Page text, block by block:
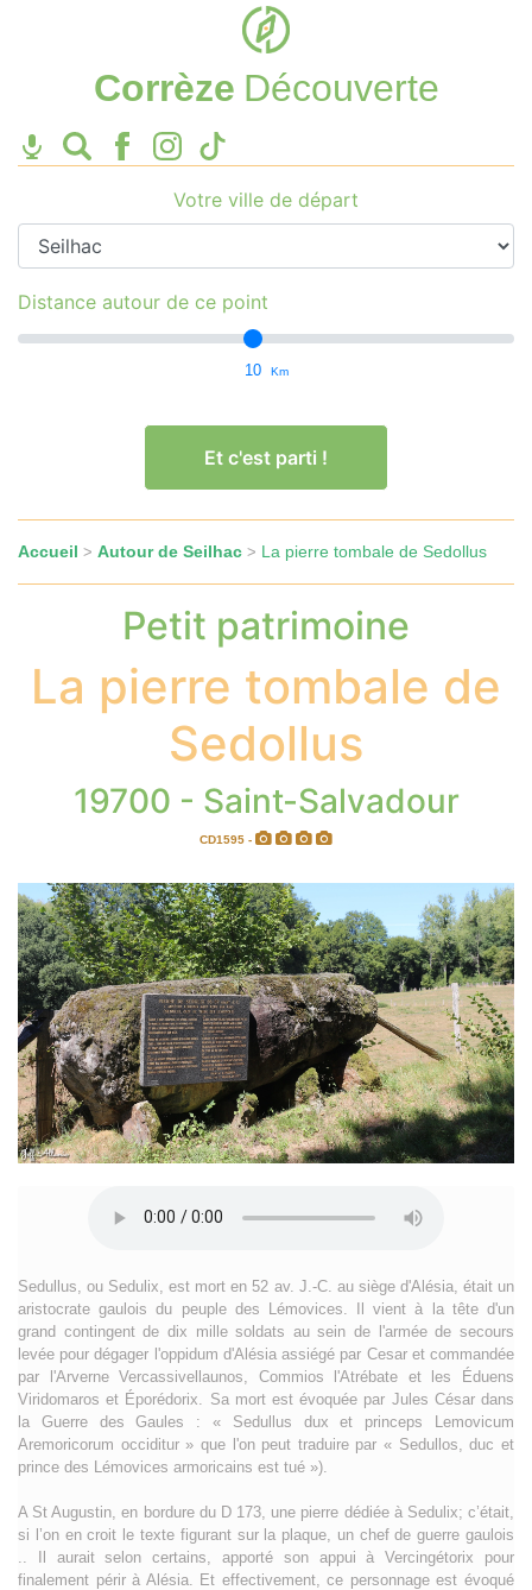
Corrèze Découverte
Votre ville de départ
Distance autour de ce point
10 Km
Et c'est parti !
Accueil > Autour de Seilhac > La pierre tombale de Sedollus
Petit patrimoine
La pierre tombale de
Sedollus
19700 - Saint-Salvadour
CD1595 -
Sedullus, ou Sedulix, est mort en 52 av. J.-C. au siège d'Alésia, était un
aristocrate gaulois du peuple des Lémovices. Il vient à la tête d'un
grand contingent de dix mille soldats au sein de l'armée de secours
levée pour dégager l'oppidum d'Alésia assiégé par Cesar et commandée
par l'Arverne Vercassivellaunos, Commios l'Atrébate et les Éduens
Viridomaros et Éporédorix. Sa mort est évoquée par Jules César dans
la Guerre des Gaules : « Sedullus dux et princeps Lemovicum
Aremoricorum occiditur » que l'on peut traduire par « Sedullos, duc et
prince des Lémovices armoricains est tué »).
A St Augustin, en bordure du D 173, une pierre dédiée à Sedulix; c’était,
si l’on en croit le texte figurant sur la plaque, un chef de guerre gaulois
.. Il aurait selon certains, apporté son appui à Vercingétorix pour
finalement périr à Alésia. Et effectivement, ce personnage est évoqué